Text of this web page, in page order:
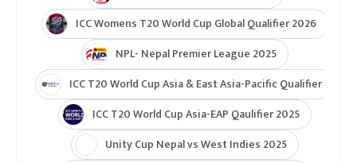
ICC Womens T20 World Cup Global Qualifier 2026
NPL- Nepal Premier League 2025
ICC T20 World Cup Asia & East Asia-Pacific Qualifier
ICC T20 World Cup Asia-EAP Qaulifier 2025
Unity Cup Nepal vs West Indies 2025